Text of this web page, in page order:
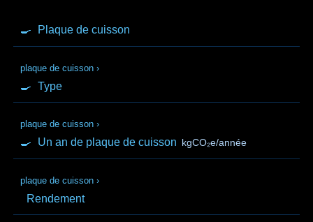
🍳 Plaque de cuisson
plaque de cuisson ›
🍳 Type
plaque de cuisson ›
🍳 Un an de plaque de cuisson kgCO₂e/année
plaque de cuisson ›
Rendement